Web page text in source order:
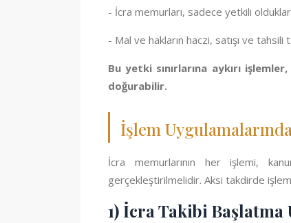
- İcra memurları, sadece yetkili
- Mal ve hakların haczi, satışı ve
Bu yetki sınırlarına aykırı
doğurabilir.
İşlem
İcra memurlarının her işlemi,
gerçekleştirilmelidir. Aksi takdirde işlem
1) İcra Takibi Başlatma